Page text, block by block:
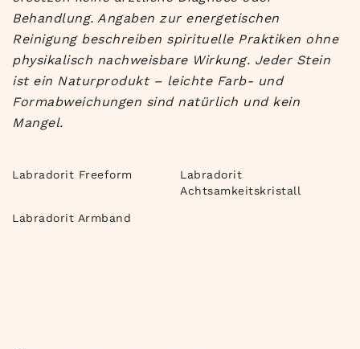
Behandlung. Angaben zur energetischen
Reinigung beschreiben spirituelle Praktiken ohne
physikalisch nachweisbare Wirkung. Jeder Stein
ist ein Naturprodukt – leichte Farb- und
Formabweichungen sind natürlich und kein
Mangel.
Labradorit Freeform
Labradorit
Achtsamkeitskristall
Labradorit Armband